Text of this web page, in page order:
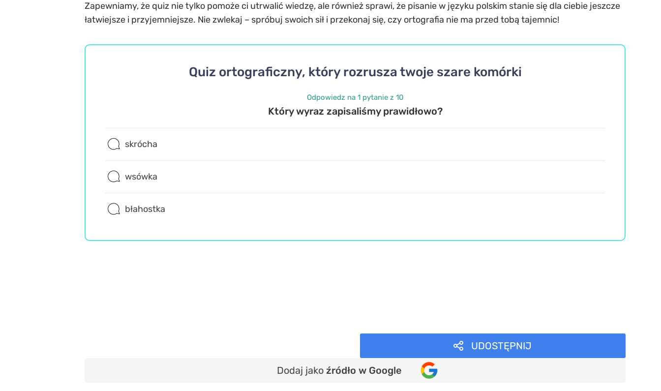
Zapewniamy, że quiz nie tylko pomoże ci utrwalić wiedzę, ale również sprawi, że pisanie w języku polskim stanie się dla ciebie jeszcze
łatwiejsze i przyjemniejsze. Nie zwlekaj – spróbuj swoich sił i przekonaj się, czy ortografia nie ma przed tobą tajemnic!
Quiz ortograficzny, który rozrusza twoje szare komórki
Odpowiedz na 1 pytanie z 10
Który wyraz zapisaliśmy prawidłowo?
skrócha
wsówka
błahostka
UDOSTĘPNIJ
Dodaj jako źródło w Google